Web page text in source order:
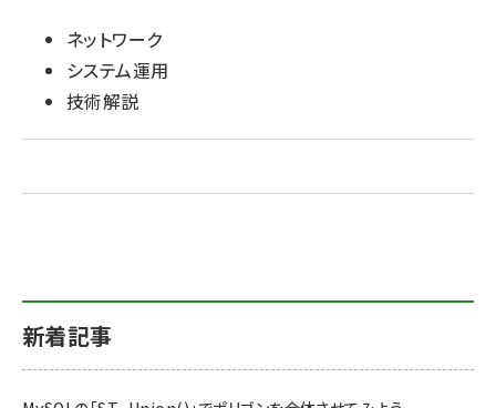
ネットワーク
システム運用
技術解説
新着記事